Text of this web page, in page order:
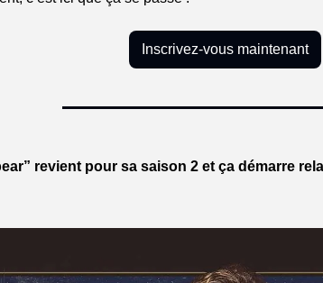
Inscrivez-vous maintenant
revient pour sa saison 2 et ça démarre